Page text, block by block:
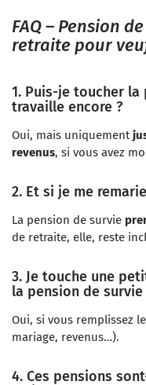
FAQ – Pension
retraite pour
1. Puis-je toucher
travaille encore ?
Oui, mais uniquement
revenus, si vous avez
2. Et si je me
La pension de survie
de retraite, elle, reste
3. Je touche une
la pension de
Oui, si vous remplissez
mariage, revenus…).
4. Ces pensions